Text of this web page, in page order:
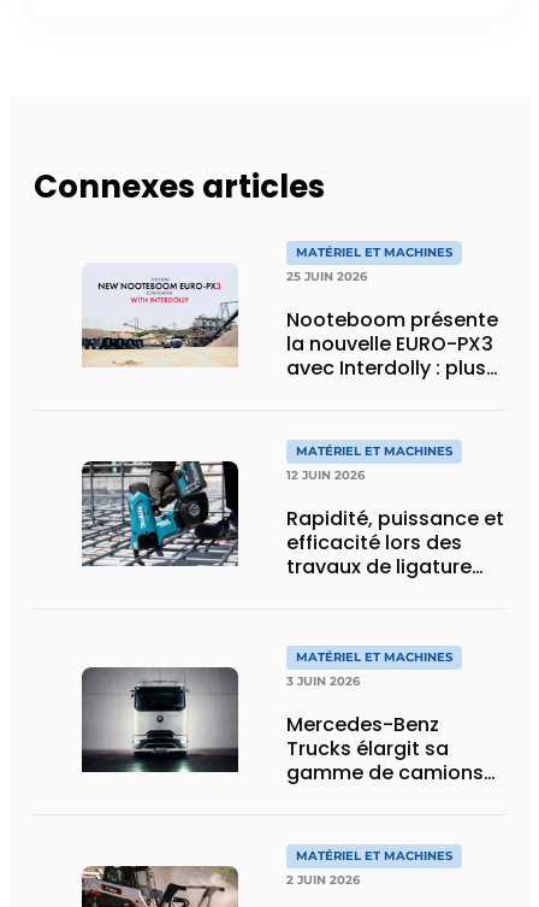
Connexes articles
MATÉRIEL ET MACHINES
25 JUIN 2026
Nooteboom présente
la nouvelle EURO-PX3
avec Interdolly : plus
transport spécial
MATÉRIEL ET MACHINES
12 JUIN 2026
Rapidité, puissance et
efficacité lors des
travaux de ligature
MATÉRIEL ET MACHINES
3 JUIN 2026
Mercedes-Benz
Trucks élargit sa
gamme de camions
eActros Lowliner
MATÉRIEL ET MACHINES
2 JUIN 2026